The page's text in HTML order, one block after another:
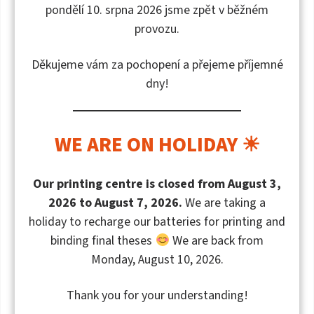
recenzenty a vědeckého redaktora pro odbornou
Pokud VRE schválí na základě dodaných recenzí
vydání odborné publikace,požádá ediční
Nakladatelství UTBo přidělení ISBN.
Autor odborné publikace předá Nakladatelství
UTBfinální podklady k výrobě odborné
publikace nejpozději však do 30. 9. kalendářního
roku, pro který byla publikace zařazena do edičního
plánu. Odevzdávaná práce musí být v podobě
finálního rukopisu určeném ke grafickému
zpracování. Finální podklady neodevzdané do výše
pondělí 10. srpna 2026 jsme zpět v běžném
provozu.
Děkujeme vám za pochopení a přejeme příjemné
dny!
WE ARE ON HOLIDAY ☀
Our printing centre is closed from August 3,
2026 to August 7, 2026. We are taking a
holiday to recharge our batteries for printing and
binding final theses
We are back from
Monday, August 10, 2026.
Thank you for your understanding!